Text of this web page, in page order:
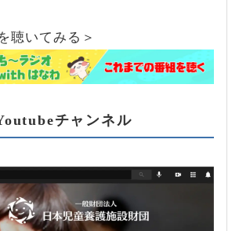
聴いてみる＞
チャンネル